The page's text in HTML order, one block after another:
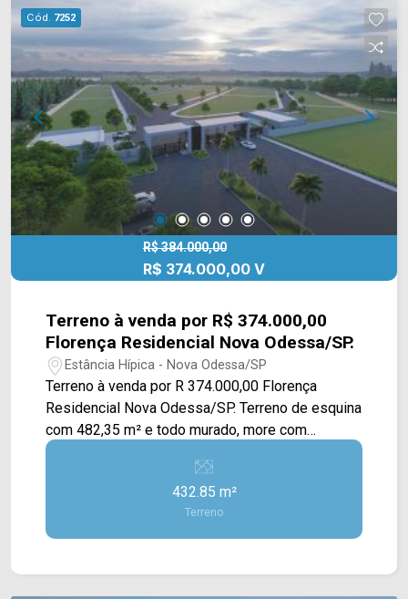
Cód. 7252
R$ 384.000,00
R$ 374.000,00 V
Terreno à venda por R$ 374.000,00
Florença Residencial Nova Odessa/SP.
Estância Hípica - Nova Odessa/SP
Terreno à venda por R 374.000,00 Florença
Residencial Nova Odessa/SP. Terreno de esquina
com 482,35 m² e todo murado, more com
segurança e comodidade pois o loteamento
oferece Salão de festas, playground, quadra
poliesportiva, pista de caminhada, portaria com
Residencial contará com a melhor localização da
432.85 m²
Terreno